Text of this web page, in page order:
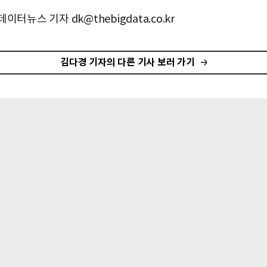
이터뉴스 기자 dk@thebigdata.co.kr
김다경 기자의 다른 기사 보러 가기